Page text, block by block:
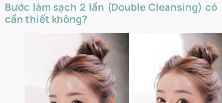
Bước làm sạch 2 lần (Double Cleansing) có
cần thiết không?